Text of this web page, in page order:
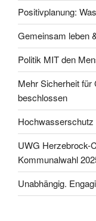
Positivplanung:
Gemeinsam leben
Politik MIT den
Mehr Sicherheit
beschlossen
UWG Herzebrock-
Kommunalwahl
Unabhängig.